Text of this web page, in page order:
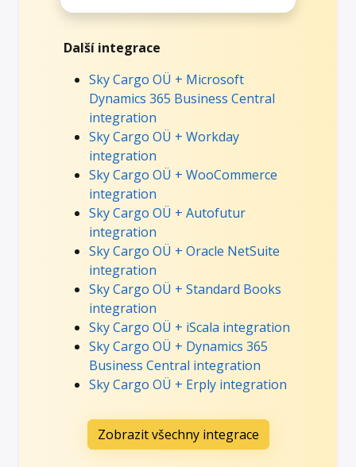
Další integrace
Sky Cargo OÜ + Microsoft
Dynamics 365 Business Central
integration
Sky Cargo OÜ + Workday
integration
Sky Cargo OÜ + WooCommerce
integration
Sky Cargo OÜ + Autofutur
integration
Sky Cargo OÜ + Oracle NetSuite
integration
Sky Cargo OÜ + Standard Books
integration
Sky Cargo OÜ + iScala integration
Sky Cargo OÜ + Dynamics 365
Business Central integration
Sky Cargo OÜ + Erply integration
Zobrazit všechny integrace